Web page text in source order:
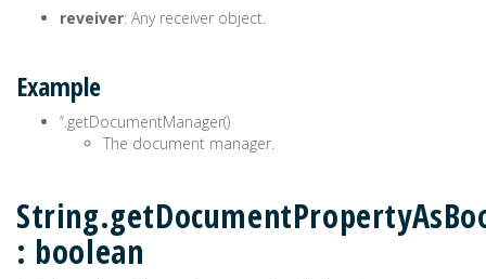
reveiver: Any receiver object.
Example
’‘.getDocumentManager()
The document manager.
: boolean